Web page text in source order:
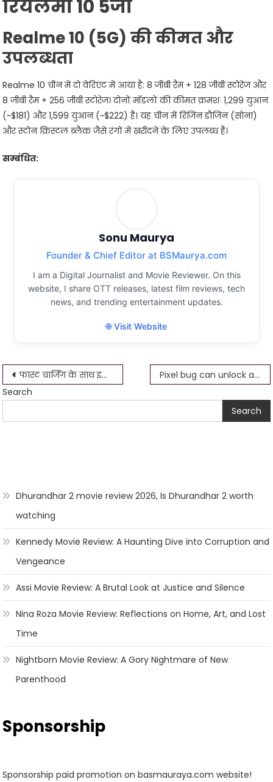
रियलमी 10 5जी
Realme 10 (5G) की कीमत और
उपलब्धता
Realme 10 चीन में दो वेरिएंट में आया है: 8 जीबी रैम + 128 जीबी स्टोरेज और
8 जीबी रैम + 256 जीबी स्टोरेज। दोनों मॉडलों की कीमत क्रमशः 1,299 युआन
(~$181) और 1,599 युआन (~$222) है। यह चीन में रिजिन डौजिन (सोना)
और स्टोन क्रिस्टल ब्लैक जैसे रंगों में खरीदने के लिए उपलब्ध है।
सम्बंधित:
Sonu Maurya
Founder & Chief Editor at BSMaurya.com
I am a Digital Journalist and Movie Reviewer. On this
website, I share OTT releases, latest film reviews, tech
news, and trending entertainment updates.
🌐 Visit Website
Post
navigation
फास्ट चार्जिंग के साथ इनबेस स्टाइल, क्रूज़, क्लब 10,000mAh पावर बैंक, 999 रुपये (~ $ 12) से शुरू होता है
Pixel bug can unlock a phone using SIM, fixed
Search
Search
Dhurandhar 2 movie review 2026, Is Dhurandhar 2 worth
watching
Kennedy Movie Review: A Haunting Dive into Corruption and
Vengeance
Assi Movie Review: A Brutal Look at Justice and Silence
Nina Roza Movie Review: Reflections on Home, Art, and Lost
Time
Nightborn Movie Review: A Gory Nightmare of New
Parenthood
Sponsorship
Sponsorship paid promotion on basmauraya.com website!